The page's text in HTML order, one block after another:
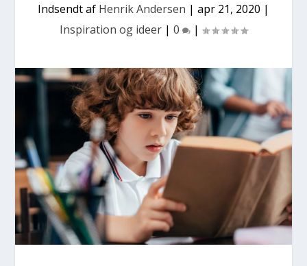
Indsendt af Henrik Andersen | apr 21, 2020 |
Inspiration og ideer | 0 |